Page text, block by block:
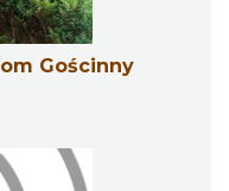
Gościnny